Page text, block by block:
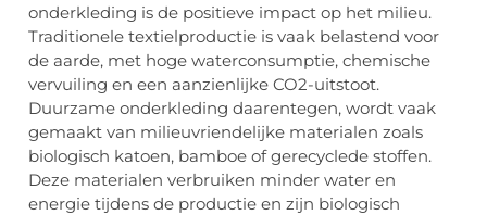
onderkleding is de positieve impact op het milieu.
Traditionele textielproductie is vaak belastend voor
de aarde, met hoge waterconsumptie, chemische
vervuiling en een aanzienlijke CO2-uitstoot.
Duurzame onderkleding daarentegen, wordt vaak
gemaakt van milieuvriendelijke materialen zoals
biologisch katoen, bamboe of gerecyclede stoffen.
Deze materialen verbruiken minder water en
energie tijdens de productie en zijn biologisch